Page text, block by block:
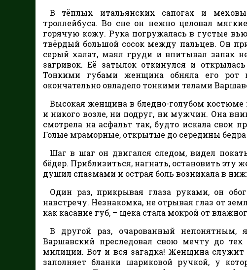
В тёплых итальянских сапогах и
троллейбуса. Во сне он нежно целовал
горячую кожу. Рука погружалась в густые
твёрдый большой сосок между пальцев. Он
серый халат, маял груди и впитывал запах
загривок. Её затылок откинулся и
Тонкими губами женщина обняла его рот
окончательно овладело тонкими телами
Высокая женщина в бледно-голубом костюме
и никого возле, ни подруг, ни мужчин. Она
смотрела на асфальт так, будто искала свои
Голые мраморные, открытые до середины
Шаг в шаг он двигался следом, видел
бёдер. Приблизиться, нагнать, остановить эту
душил спазмами и острая боль возникала в
Один раз, прикрывая глаза руками, он
навстречу. Незнакомка, не отрывая глаз от
как касание губ, – щека стала мокрой от
В другой раз, очарованный
Варшавский преследовал свою мечту до
милиции. Вот и вся загадка! Женщина служит
заполняет бланки шариковой ручкой, у